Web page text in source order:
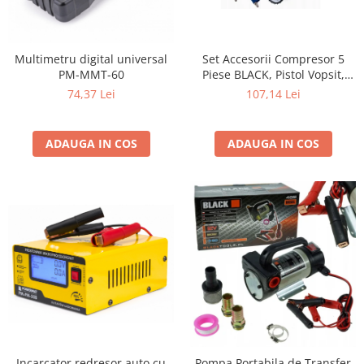
Multimetru digital universal
PM-MMT-60
74,37 Lei
ADAUGA IN COS
Set Accesorii Compresor 5
Piese BLACK, Pistol Vopsit,
Umflat, Suflat, Spălat și Furtun
107,14 Lei
ADAUGA IN COS